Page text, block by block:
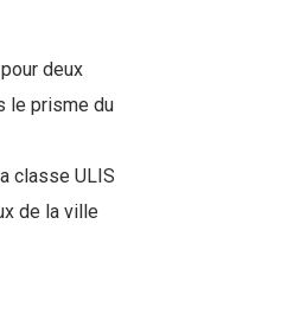
deux
le prisme du
classe ULIS
de la ville